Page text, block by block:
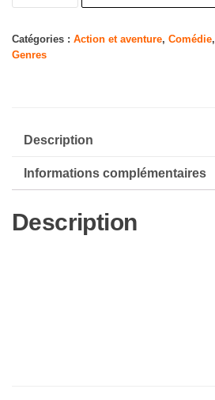
morfalous
Catégories : Action et aventure, Comédie,
Genres
Description
Informations complémentaires
Description